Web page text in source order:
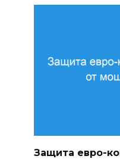
Защита евро-